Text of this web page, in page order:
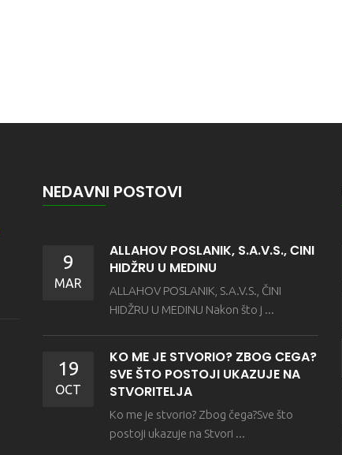
NEDAVNI POSTOVI
9
MAR
ALLAHOV POSLANIK, S.A.V.S., ČINI
HIDŽRU U MEDINU
ALLAHOV POSLANIK, S.A.V.S., ČINI
HIDŽRU U MEDINU Nakon što j ...
19
OCT
KO ME JE STVORIO? ZBOG ČEGA?
SVE ŠTO POSTOJI UKAZUJE NA
STVORITELJA
Ko me je stvorio? Zbog čega?Sve što
postoji ukazuje na Stvori ...